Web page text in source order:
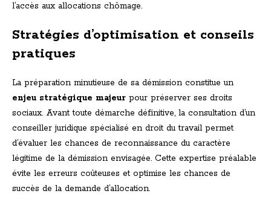
l’accès aux allocations chômage.
Stratégies d’optimisation et conseils
pratiques
La préparation minutieuse de sa démission constitue un
enjeu stratégique majeur pour préserver ses droits
sociaux. Avant toute démarche définitive, la consultation d’un
conseiller juridique spécialisé en droit du travail permet
d’évaluer les chances de reconnaissance du caractère
légitime de la démission envisagée. Cette expertise préalable
évite les erreurs coûteuses et optimise les chances de
succès de la demande d’allocation.